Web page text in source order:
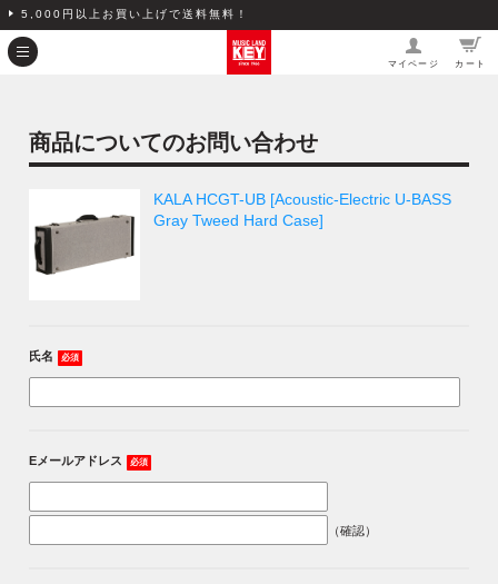
5,000円以上お買い上げで送料無料！
マイページ カート
商品についてのお問い合わせ
KALA HCGT-UB [Acoustic-Electric U-BASS
Gray Tweed Hard Case]
氏名 必須
Eメールアドレス 必須
（確認）